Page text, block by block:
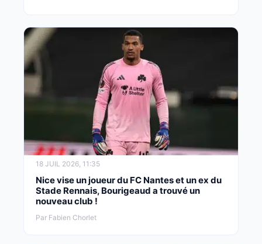
18 JUIL 2026, 11:35
Nice vise un joueur du FC Nantes et un ex du
Stade Rennais, Bourigeaud a trouvé un
nouveau club !
Par Fabien Chorlet